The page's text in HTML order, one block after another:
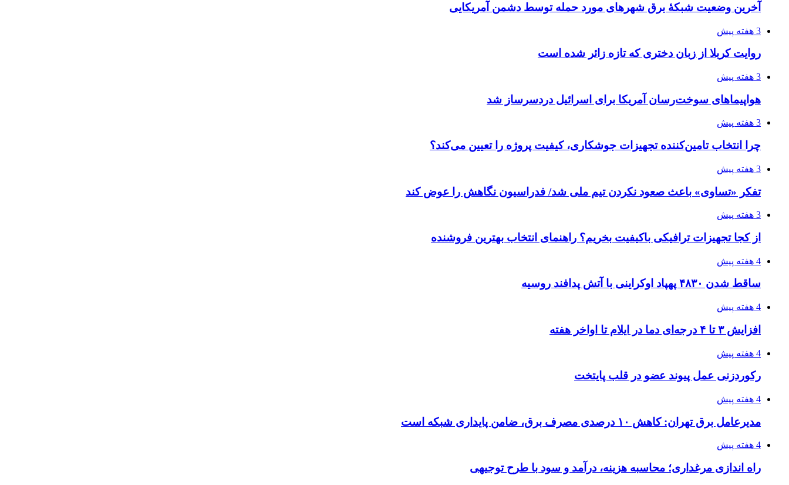
آخرین وضعیت شبکۀ برق شهرهای مورد حمله توسط دشمن آمریکایی
3 هفته پیش
روایت کربلا از زبان دختری که تازه زائر شده است
3 هفته پیش
هواپیماهای سوخت‌رسان آمریکا برای اسرائیل دردسرساز شد
3 هفته پیش
چرا انتخاب تامین‌کننده تجهیزات جوشکاری، کیفیت پروژه را تعیین می‌کند؟
3 هفته پیش
تفکر «تساوی» باعث صعود نکردن تیم ملی شد/ فدراسیون نگاهش را عوض کند
3 هفته پیش
از کجا تجهیزات ترافیکی باکیفیت بخریم؟ راهنمای انتخاب بهترین فروشنده
4 هفته پیش
ساقط شدن ۴۸۳۰ پهپاد اوکراینی با آتش پدافند روسیه
4 هفته پیش
افزایش ۳ تا ۴ درجه‌ای دما در ایلام تا اواخر هفته
4 هفته پیش
رکوردزنی عمل پیوند عضو در قلب پایتخت
4 هفته پیش
مدیرعامل برق تهران: کاهش ۱۰ درصدی مصرف برق، ضامن پایداری شبکه است
4 هفته پیش
راه اندازی مرغداری؛ محاسبه هزینه، درآمد و سود با طرح توجیهی